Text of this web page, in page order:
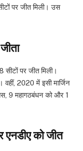
पर जीत मिली। उस
पर जीत मिली।
2020 में इसी मार्जिन
9 महागठबंधन को और 1
एनडीए को जीत